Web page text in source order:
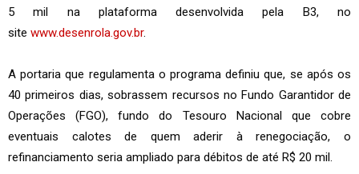
5 mil na plataforma desenvolvida pela B3, no
site www.desenrola.gov.br.
A portaria que regulamenta o programa definiu que, se após os
40 primeiros dias, sobrassem recursos no Fundo Garantidor de
Operações (FGO), fundo do Tesouro Nacional que cobre
eventuais calotes de quem aderir à renegociação, o
refinanciamento seria ampliado para débitos de até R$ 20 mil.